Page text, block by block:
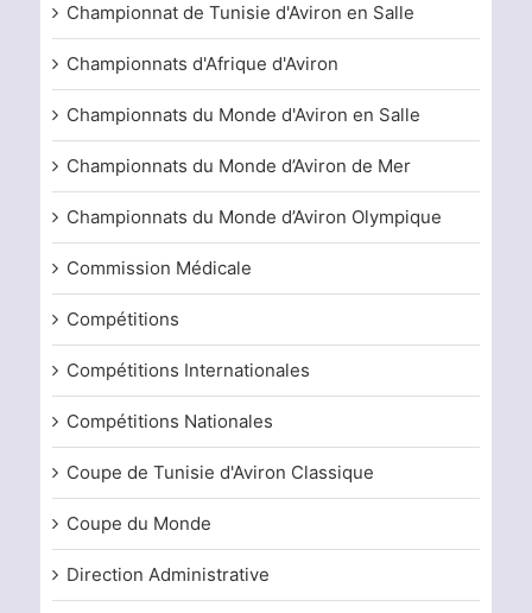
Championnat de Tunisie d'Aviron en Salle
Championnats d'Afrique d'Aviron
Championnats du Monde d'Aviron en Salle
Championnats du Monde d’Aviron de Mer
Championnats du Monde d’Aviron Olympique
Commission Médicale
Compétitions
Compétitions Internationales
Compétitions Nationales
Coupe de Tunisie d'Aviron Classique
Coupe du Monde
Direction Administrative